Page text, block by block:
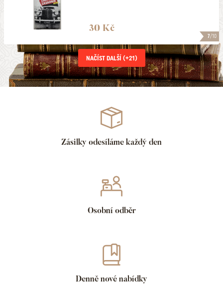
7/10
30 Kč
NAČÍST DALŠÍ (+21)
Zásilky odesíláme každý den
Osobní odběr
Denně nové nabídky